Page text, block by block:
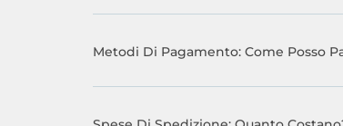
Metodi Di Pagamento: Come Posso